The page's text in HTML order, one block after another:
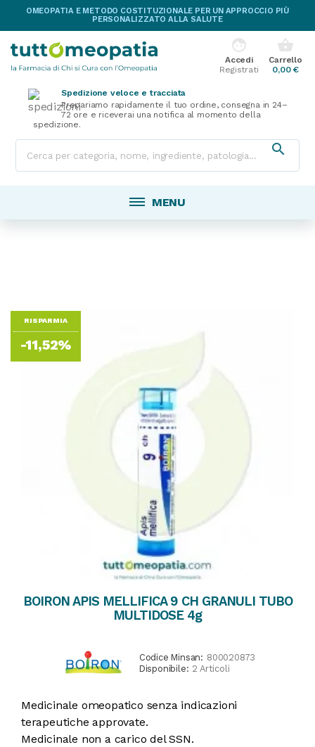
OMEOPATIA E METODO COSTITUZIONALE PER UN APPROCCIO PIÙ
PERSONALIZZATO ALLA SALUTE
shopping_basket
Carrello
0,00 €
face
Accedi
Registrati
Spedizione veloce e tracciata
Prepariamo rapidamente il tuo ordine, consegna in 24–
72 ore e riceverai una notifica al momento della
spedizione.

MENU
RISPARMIA
-11,52%
BOIRON APIS MELLIFICA 9 CH GRANULI TUBO
MULTIDOSE 4g
Codice Minsan: 800020873
Disponibile: 2 Articoli
Medicinale omeopatico senza indicazioni
terapeutiche approvate.
Medicinale non a carico del SSN.